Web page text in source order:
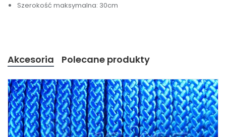
Szerokość maksymalna: 30cm
Akcesoria Polecane produkty